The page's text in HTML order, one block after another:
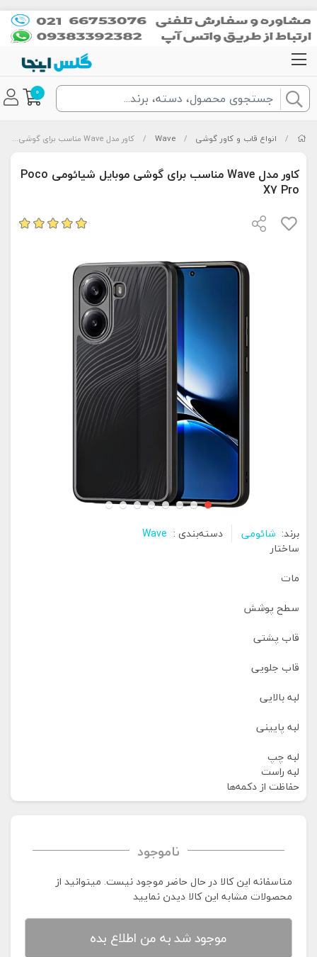
0
/ انواع قاب و کاور گوشی /
Wave
/ کاور مدل Wave مناسب برای گوشی موبایل شیائومی Poco X7 Pro
کاور مدل Wave مناسب برای گوشی موبایل شیائومی Poco
X7 Pro
برند: شائومی دسته‌بندی : Wave
ساختار
مات
سطح پوشش
قاب پشتی
قاب جلویی
لبه بالایی
لبه پایینی
لبه چپ
لبه راست
حفاظت از دکمه‌ها
ناموجود
متاسفانه این کالا در حال حاضر موجود نیست. می‍توانید از
محصولات مشابه این کالا دیدن نمایید
موجود شد به من اطلاع بده